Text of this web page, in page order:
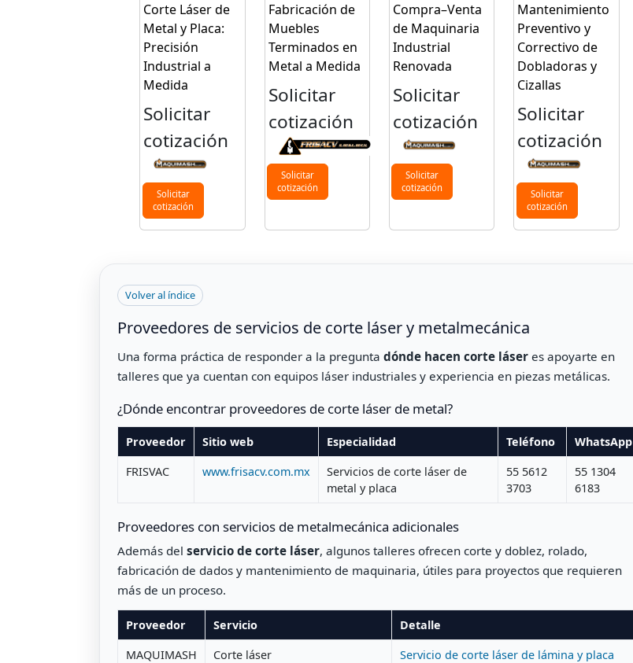
Corte Láser de
Metal y Placa:
Precisión
Industrial a
Medida
Solicitar
cotización
Solicitar
cotización
Fabricación de
Muebles
Terminados en
Metal a Medida
Solicitar
cotización
Solicitar
cotización
Compra–Venta
de Maquinaria
Industrial
Renovada
Solicitar
cotización
Solicitar
cotización
Mantenimiento
Preventivo y
Correctivo de
Dobladoras y
Cizallas
Solicitar
cotización
Solicitar
cotización
Volver al índice
Proveedores de servicios de corte láser y metalmecánica
Una forma práctica de responder a la preguntadónde hacen corte láser es apoyarte en
talleres que ya cuentan con equipos láser industriales y experiencia en piezas metálicas.
¿Dónde encontrar proveedores de corte láser de metal?
Proveedor Sitio web Especialidad Teléfono
WhatsApp
FRISVAC
www.frisacv.com.mx
Servicios de corte láser de
metal y placa
55 5612
3703
55 1304
6183
Proveedores con servicios de metalmecánica adicionales
Además delservicio de corte láser, algunos talleres ofrecen corte y doblez, rolado,
fabricación de dados y mantenimiento de maquinaria, útiles para proyectos que requieren
más de un proceso.
Proveedor Servicio
Detalle
MAQUIMASH
Corte láser Servicio de corte láser de lámina y placa